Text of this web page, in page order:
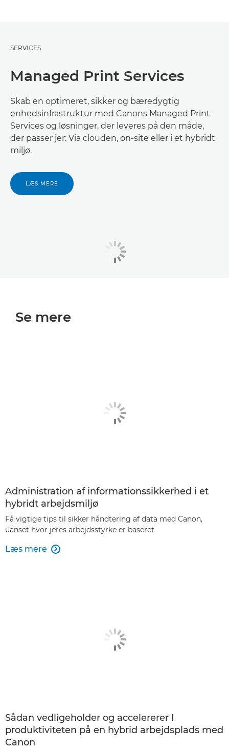
SERVICES
Managed Print Services
Skab en optimeret, sikker og bæredygtig
enhedsinfrastruktur med Canons Managed Print
Services og løsninger, der leveres på den måde,
der passer jer: Via clouden, on-site eller i et hybridt
miljø.
LÆS MERE
Se mere
Administration af informationssikkerhed i et
hybridt arbejdsmiljø
Få vigtige tips til sikker håndtering af data med Canon,
uanset hvor jeres arbejdsstyrke er baseret
Læs mere 
Sådan vedligeholder og accelererer I
produktiviteten på en hybrid arbejdsplads med
Canon